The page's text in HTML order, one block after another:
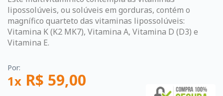
lipossolúveis, ou solúveis em gorduras, contém o
magnífico quarteto das vitaminas lipossolúveis:
Vitamina K (K2 MK7), Vitamina A, Vitamina D (D3) e
Vitamina E.
Por:
1x R$ 59,00